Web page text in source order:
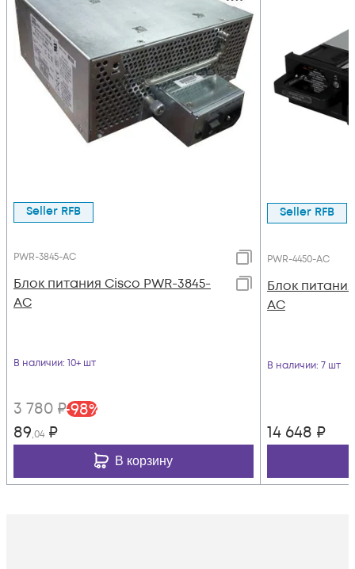
Seller RFB
PWR-3845-AC
Блок питания Cisco PWR-3845-
AC
В наличии: 10+ шт
3 780 ₽-98%
89,04 ₽
В корзину
Seller RFB
PWR-4450-AC
Блок
AC
В наличии: 7 шт
14 648 ₽